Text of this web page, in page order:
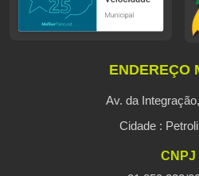
ENDEREÇO
Av. da
Cidade :
CNPJ